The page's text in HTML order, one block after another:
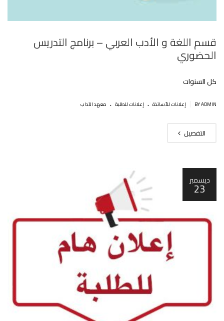
قسم اللغة و اﻷدب العربي – برنامج التدريس
الحضوري
كل السنوات
BY ADMIN إعلانات للأساتذة . إعلانات للطلبة . معهد الآداب
التفصيل
ديسمبر
23